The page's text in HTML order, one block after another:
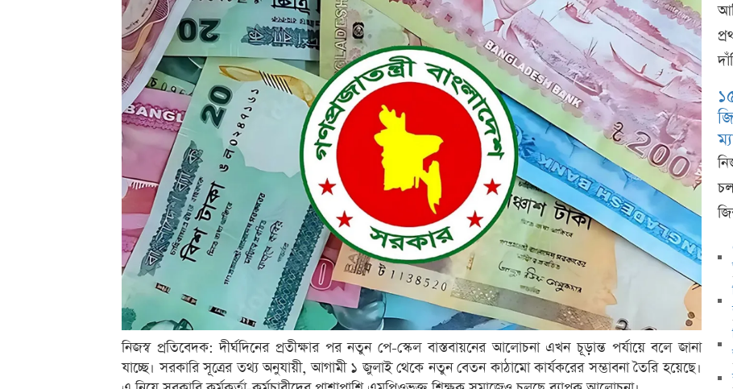
নিজস্ব প্রতিবেদক: দীর্ঘদিনের প্রতীক্ষার পর নতুন পে-স্কেল বাস্তবায়নের আলোচনা এখন চূড়ান্ত পর্যায়ে বলে জানা
যাচ্ছে। সরকারি সূত্রের তথ্য অনুযায়ী, আগামী ১ জুলাই থেকে নতুন বেতন কাঠামো কার্যকরের সম্ভাবনা তৈরি হয়েছে।